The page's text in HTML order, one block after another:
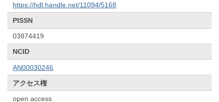
https://hdl.handle.net/11094/5168
PISSN
03874419
NCID
AN00030246
アクセス権
open access